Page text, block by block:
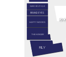
BRAND EYES
HAPPY MOON'S
THE HUNGER
VAKKO BOUTİQUE
RILY